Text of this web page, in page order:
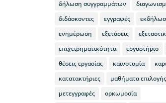
δήλωση συγγραμμάτων
διδάσκοντες
εγγραφές
ενημέρωση
εξετάσεις
επιχειρηματικότητα
εργαστήριο
θέσεις εργασίας
καινοτομία
κατατακτήριες
μαθήματα επιλογής
μετεγγραφές
ορκωμοσία